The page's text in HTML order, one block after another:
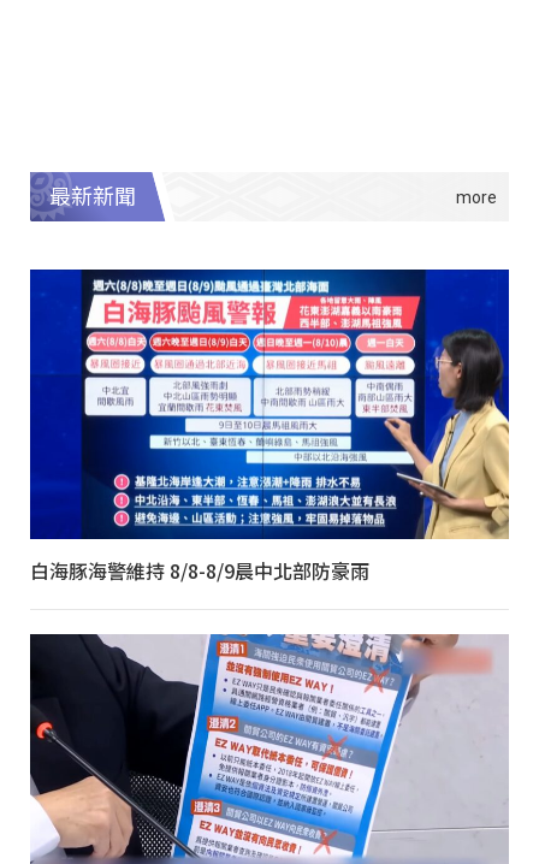
最新新聞
白海豚海警維持 8/8-8/9晨中北部防豪雨